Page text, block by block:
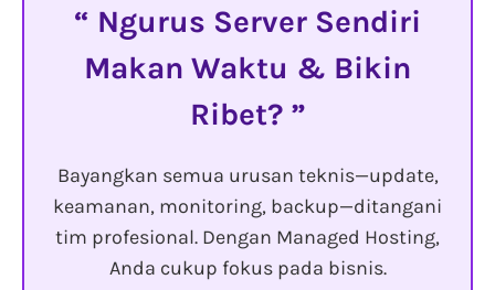
Ngurus Server Sendiri
Makan Waktu & Bikin
Ribet?
Bayangkan semua urusan teknis—update,
keamanan, monitoring, backup—ditangani
tim profesional. Dengan Managed Hosting,
Anda cukup fokus pada bisnis.